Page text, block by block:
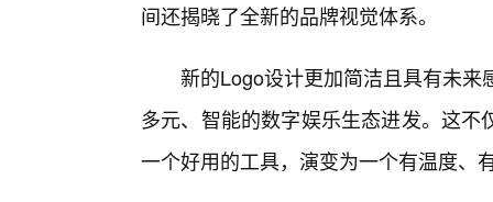
间还揭晓了全新的品牌视觉体系。
新的Logo设计更加简洁且具有未
多元、智能的数字娱乐生态进发。这
一个好用的工具，演变为一个有温度、